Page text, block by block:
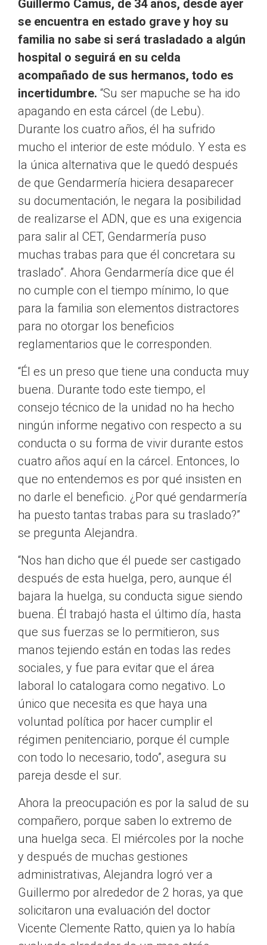
Guillermo Camus, de 34 años, desde ayer
se encuentra en estado grave y hoy su
familia no sabe si será trasladado a algún
hospital o seguirá en su celda
acompañado de sus hermanos, todo es
incertidumbre. “Su ser mapuche se ha ido
apagando en esta cárcel (de Lebu).
Durante los cuatro años, él ha sufrido
mucho el interior de este módulo. Y esta es
la única alternativa que le quedó después
de que Gendarmería hiciera desaparecer
su documentación, le negara la posibilidad
de realizarse el ADN, que es una exigencia
para salir al CET, Gendarmería puso
muchas trabas para que él concretara su
traslado”. Ahora Gendarmería dice que él
no cumple con el tiempo mínimo, lo que
para la familia son elementos distractores
para no otorgar los beneficios
reglamentarios que le corresponden.
“Él es un preso que tiene una conducta muy
buena. Durante todo este tiempo, el
consejo técnico de la unidad no ha hecho
ningún informe negativo con respecto a su
conducta o su forma de vivir durante estos
cuatro años aquí en la cárcel. Entonces, lo
que no entendemos es por qué insisten en
no darle el beneficio. ¿Por qué gendarmería
ha puesto tantas trabas para su traslado?”
se pregunta Alejandra.
“Nos han dicho que él puede ser castigado
después de esta huelga, pero, aunque él
bajara la huelga, su conducta sigue siendo
buena. Él trabajó hasta el último día, hasta
que sus fuerzas se lo permitieron, sus
manos tejiendo están en todas las redes
sociales, y fue para evitar que el área
laboral lo catalogara como negativo. Lo
único que necesita es que haya una
voluntad política por hacer cumplir el
régimen penitenciario, porque él cumple
con todo lo necesario, todo”, asegura su
pareja desde el sur.
Ahora la preocupación es por la salud de su
compañero, porque saben lo extremo de
una huelga seca. El miércoles por la noche
y después de muchas gestiones
administrativas, Alejandra logró ver a
Guillermo por alrededor de 2 horas, ya que
solicitaron una evaluación del doctor
Vicente Clemente Ratto, quien ya lo había